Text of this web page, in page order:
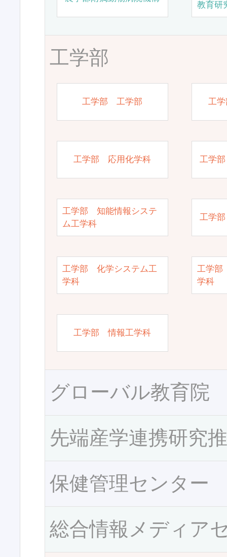
教育研
工学部
工学部 工学部 工
工学部 応用化学科 工学
工学部 知能情報システ
ム工学科
工学
工学部 化学システム工
学科
工学部
学科
工学部 情報工学科
グローバル教育院
先端産学連携研究
保健管理センター
総合情報メディア